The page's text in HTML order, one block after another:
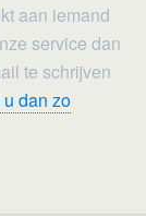
aan iemand
service dan
te schrijven
dan zo